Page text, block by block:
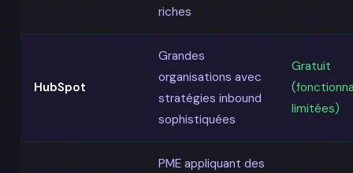
riches
HubSpot
Grandes
organisations avec
stratégies inbound
sophistiquées
Gratuit
limitées)
PME appliquant des